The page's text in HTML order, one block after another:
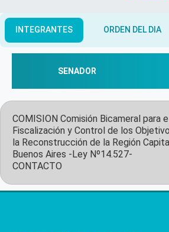
CONTACTO
INTEGRANTES ORDEN DEL DIA
SENADOR
COMISION Comisión Bicameral para
Fiscalización y Control de los
la Reconstrucción de la Región
Buenos Aires -Ley Nº14.527-
CONTACTO